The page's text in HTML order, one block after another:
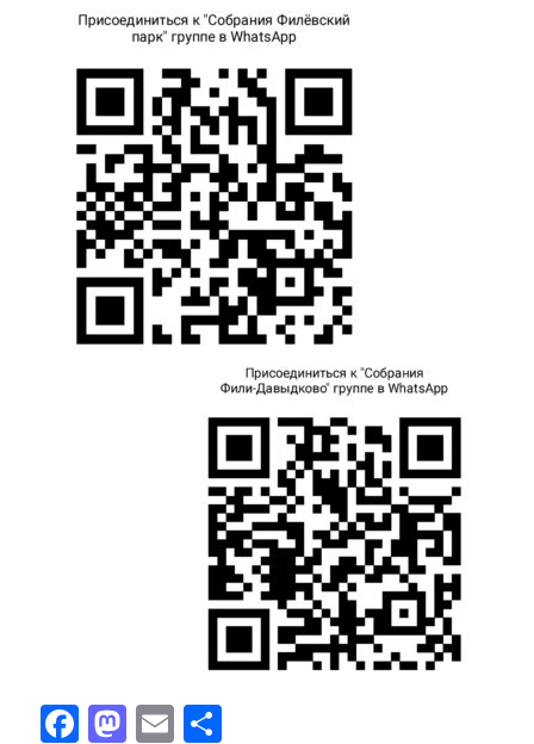
Facebook
Mastodon
Email